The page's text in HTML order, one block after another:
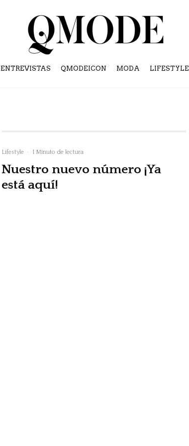
ENTREVISTAS QMODEICON MODA LIFESTYLE
Lifestyle · 1 Minuto de lectura
Nuestro nuevo número ¡Ya
está aquí!